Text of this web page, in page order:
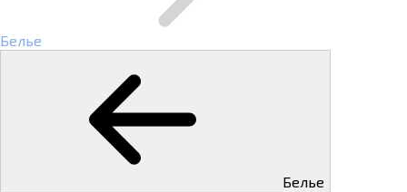
Белье
Белье